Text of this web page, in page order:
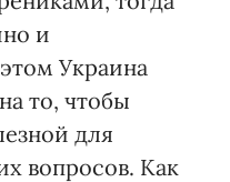
и
Украина
то, чтобы
для
вопросов. Как